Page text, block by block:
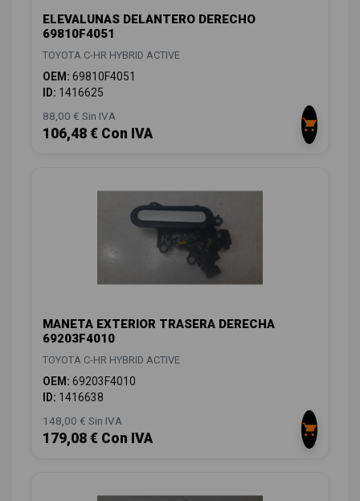
ELEVALUNAS DELANTERO DERECHO
69810F4051
TOYOTA C-HR HYBRID ACTIVE
OEM: 69810F4051
ID: 1416625
88,00 € Sin IVA
106,48 € Con IVA
MANETA EXTERIOR TRASERA DERECHA
69203F4010
TOYOTA C-HR HYBRID ACTIVE
OEM: 69203F4010
ID: 1416638
148,00 € Sin IVA
179,08 € Con IVA